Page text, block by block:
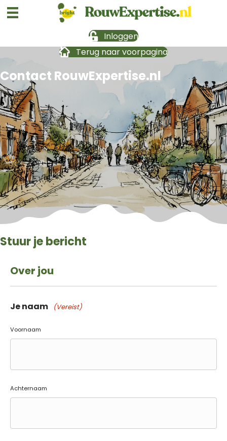
Inloggen
Terug naar voorpagina
Contact RouwExpertise.nl
Stuur je bericht
Over jou
Je naam (Vereist)
Voornaam
Achternaam